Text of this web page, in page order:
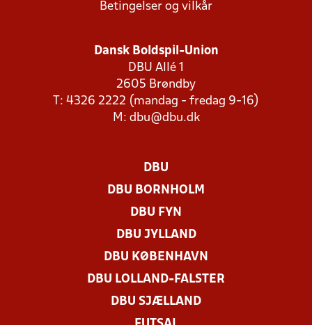
Betingelser og vilkår
Dansk Boldspil-Union
DBU Allé 1
2605 Brøndby
T: 4326 2222 (mandag - fredag 9-16)
M: dbu@dbu.dk
DBU
DBU BORNHOLM
DBU FYN
DBU JYLLAND
DBU KØBENHAVN
DBU LOLLAND-FALSTER
DBU SJÆLLAND